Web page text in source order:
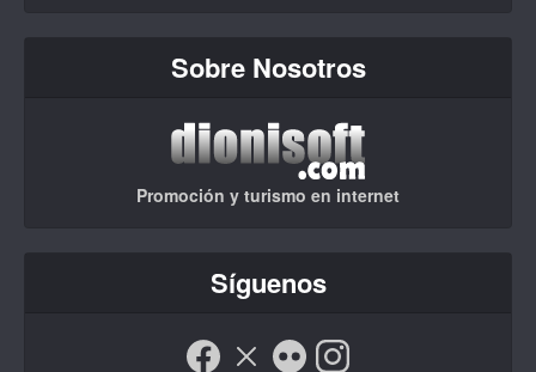
Sobre Nosotros
Promoción y turismo en internet
Síguenos